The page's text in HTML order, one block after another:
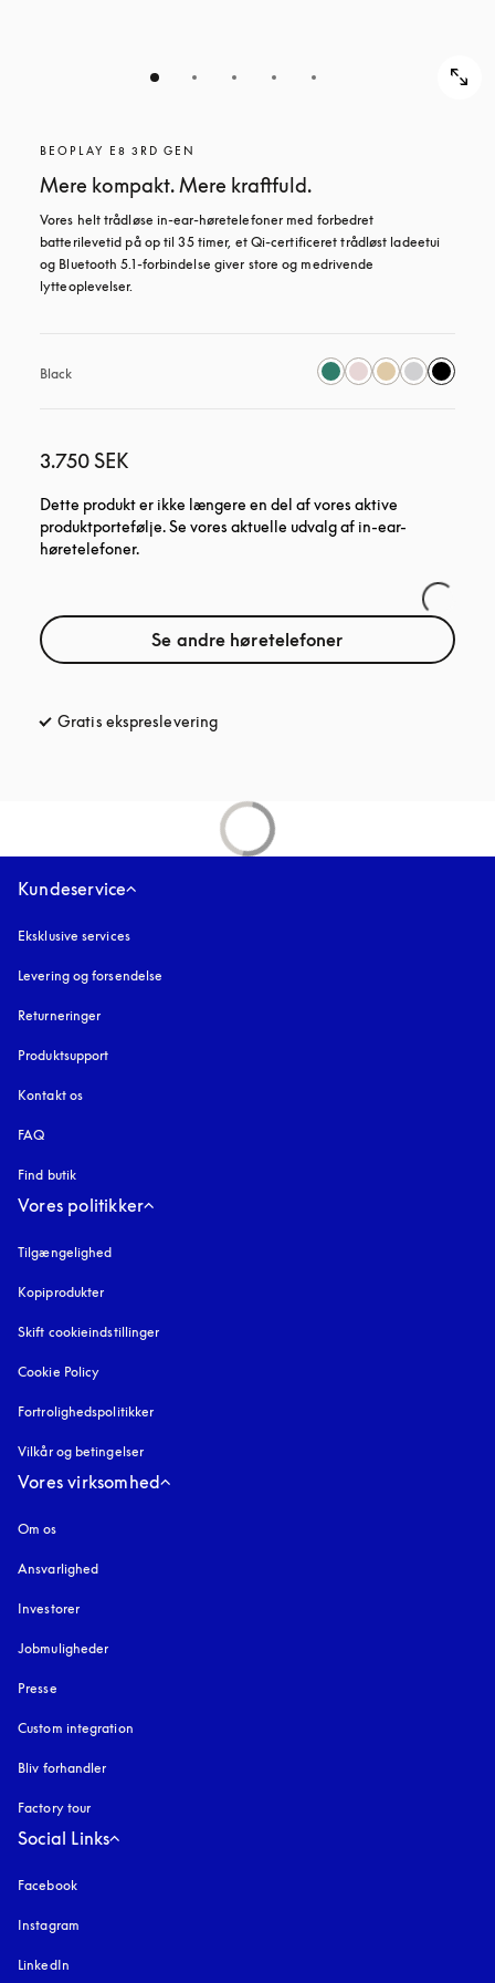
BEOPLAY E8 3RD GEN
Mere kompakt. Mere kraftfuld.
Vores helt trådløse in-ear-høretelefoner med forbedret
batterilevetid på op til 35 timer, et Qi-certificeret trådløst ladeetui
og Bluetooth 5.1-forbindelse giver store og medrivende
lytteoplevelser.
Black
3.750 SEK
Dette produkt er ikke længere en del af vores aktive
produktportefølje. Se vores aktuelle udvalg af in-ear-
høretelefoner.
Se andre høretelefoner
Gratis ekspreslevering
Kundeservice
Eksklusive services
Levering og forsendelse
Returneringer
Produktsupport
Kontakt os
FAQ
Find butik
Vores politikker
Tilgængelighed
Kopiprodukter
Skift cookieindstillinger
Cookie Policy
Fortrolighedspolitikker
Vilkår og betingelser
Vores virksomhed
Om os
Ansvarlighed
Investorer
Jobmuligheder
Presse
Custom integration
Bliv forhandler
Factory tour
Social Links
Facebook
Instagram
LinkedIn